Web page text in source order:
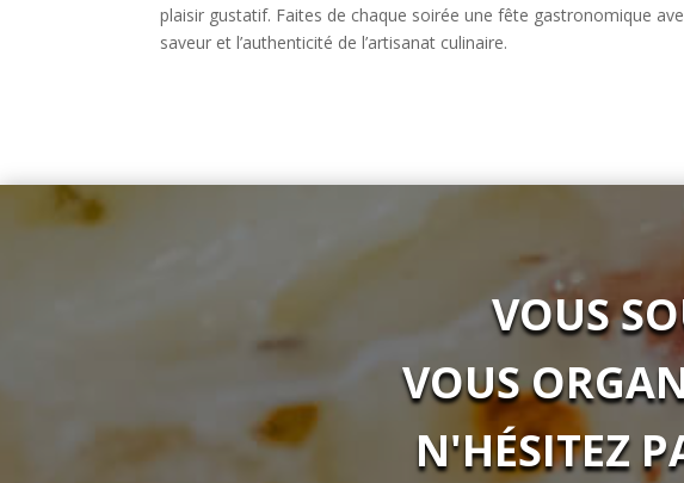
plaisir gustatif. Faites de chaque soirée une fête gastronomique
saveur et l’authenticité de l’artisanat culinaire.
VOUS
VOUS
N'HÉSITEZ